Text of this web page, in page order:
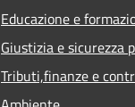
Educazione e
Giustizia e sicurezza
Tributi,finanze e